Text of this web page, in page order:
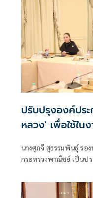
ปรับปรุงองค์ปร
หลวง' เพื่อใช้ใน
นางศุภจี สุธรรมพันธุ์ รองนายกรัฐมนตรีและรัฐมนตรีว่าการ
กระทรวงพาณิชย์ เป็นป
บูรณปฏิสังขรณ์ราชรถแ
พระเพลิงพระบรมศพ ส